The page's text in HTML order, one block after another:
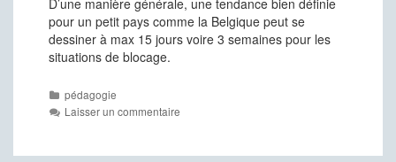
D’une manière générale, une tendance bien définie
pour un petit pays comme la Belgique peut se
dessiner à max 15 jours voire 3 semaines pour les
situations de blocage.
Catégories
pédagogie
Laisser un commentaire